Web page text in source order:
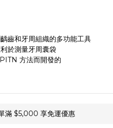
齒和牙周組織的多功能工具
於測量牙周囊袋
方法而開發的
滿 $5,000 享免運優惠